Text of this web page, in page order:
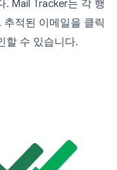
Mail Tracker는 각 행
적된 이메일을 클릭
할 수 있습니다.